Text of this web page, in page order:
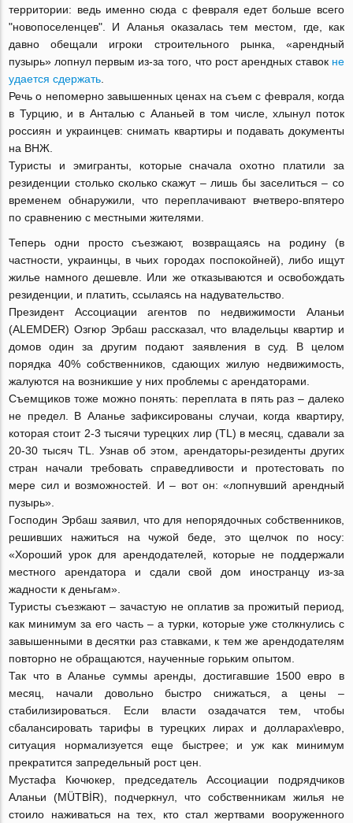
территории: ведь именно сюда с февраля едет больше всего
"новопоселенцев". И Аланья оказалась тем местом, где, как
давно обещали игроки строительного рынка, «арендный
пузырь» лопнул первым из-за того, что рост арендных ставок не
удается сдержать
Речь о непомерно завышенных ценах на съем с февраля, когда
в Турцию, и в Анталью с Аланьей в том числе, хлынул поток
россиян и украинцев: снимать квартиры и подавать документы
на ВНЖ.
Туристы и эмигранты, которые сначала охотно платили за
резиденции столько сколько скажут – лишь бы заселиться – со
временем обнаружили, что переплачивают вчетверо-впятеро
по сравнению с местными жителями.
Теперь одни просто съезжают, возвращаясь на родину (в
частности, украинцы, в чьих городах поспокойней), либо ищут
жилье намного дешевле. Или же отказываются и освобождать
резиденции, и платить, ссылаясь на надувательство.
Президент Ассоциации агентов по недвижимости Аланьи
(ALEMDER) Озгюр Эрбаш рассказал, что владельцы квартир и
домов один за другим подают заявления в суд. В целом
порядка 40% собственников, сдающих жилую недвижимость,
жалуются на возникшие у них проблемы с арендаторами.
Съемщиков тоже можно понять: переплата в пять раз – далеко
не предел. В Аланье зафиксированы случаи, когда квартиру,
которая стоит 2-3 тысячи турецких лир (TL) в месяц, сдавали за
20-30 тысяч TL. Узнав об этом, арендаторы-резиденты других
стран начали требовать справедливости и протестовать по
мере сил и возможностей. И – вот он: «лопнувший арендный
пузырь».
Господин Эрбаш заявил, что для непорядочных собственников,
решивших нажиться на чужой беде, это щелчок по носу:
«Хороший урок для арендодателей, которые не поддержали
местного арендатора и сдали свой дом иностранцу из-за
жадности к деньгам».
Туристы съезжают – зачастую не оплатив за прожитый период,
как минимум за его часть – а турки, которые уже столкнулись с
завышенными в десятки раз ставками, к тем же арендодателям
повторно не обращаются, наученные горьким опытом.
Так что в Аланье суммы аренды, достигавшие 1500 евро в
месяц, начали довольно быстро снижаться, а цены –
стабилизироваться. Если власти озадачатся тем, чтобы
сбалансировать тарифы в турецких лирах и долларах\евро,
ситуация нормализуется еще быстрее; и уж как минимум
прекратится запредельный рост цен.
Мустафа Кючюкер, председатель Ассоциации подрядчиков
Аланьи (MÜTBİR), подчеркнул, что собственникам жилья не
стоило наживаться на тех, кто стал жертвами вооруженного